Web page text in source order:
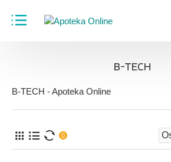
B-TECH
B-TECH - Apoteka Online
0